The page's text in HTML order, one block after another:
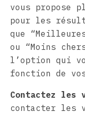
vous propose
pour les
que
ou “Moins
l’option qui
fonction de
Contactez les
contacter les